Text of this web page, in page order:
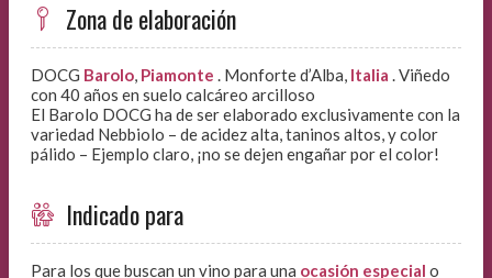
Zona de elaboración
DOCG Barolo, Piamonte . Monforte d’Alba, Italia . Viñedo
con 40 años en suelo calcáreo arcilloso
El Barolo DOCG ha de ser elaborado exclusivamente con la
variedad Nebbiolo – de acidez alta, taninos altos, y color
pálido – Ejemplo claro, ¡no se dejen engañar por el color!
Indicado para
Para los que buscan un vino para una ocasión especial o